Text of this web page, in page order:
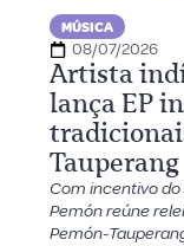
MÚSICA
08/07/2026
Artista
lança EP
Tauperang
Com incentivo
Pemón reúne
Pemón-